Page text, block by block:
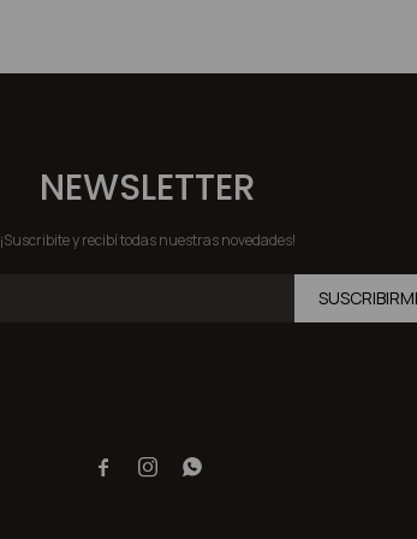
NEWSLETTER
¡Suscribite y recibí todas nuestras novedades!
  